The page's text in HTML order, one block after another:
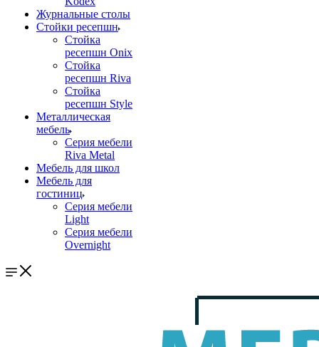
Журнальные столы
Стойки ресепшн
Стойка
ресепшн Onix
Стойка
ресепшн Riva
Стойка
ресепшн Style
Металлическая
мебель
Серия мебели
Riva Metal
Мебель для школ
Мебель для
гостиниц
Серия мебели
Light
Серия мебели
Overnight